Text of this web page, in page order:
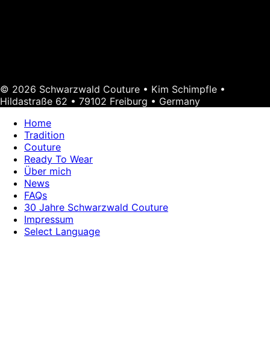
© 2026 Schwarzwald Couture • Kim Schimpfle •
Hildastraße 62 • 79102 Freiburg • Germany
Home
Tradition
Couture
Ready To Wear
Über mich
News
FAQs
30 Jahre Schwarzwald Couture
Impressum
Select Language